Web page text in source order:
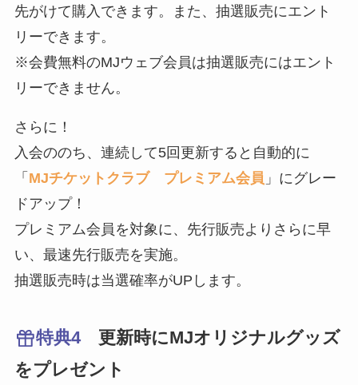
先がけて購入できます。また、抽選販売にエント
リーできます。
※会費無料のMJウェブ会員は抽選販売にはエント
リーできません。
さらに！
入会ののち、連続して5回更新すると自動的に
「 MJチケットクラブ プレミアム会員 」にグレー
ドアップ！
プレミアム会員を対象に、先行販売よりさらに早
い、最速先行販売を実施。
抽選販売時は当選確率がUPします。
特典4 更新時にMJオリジナルグッズ
をプレゼント